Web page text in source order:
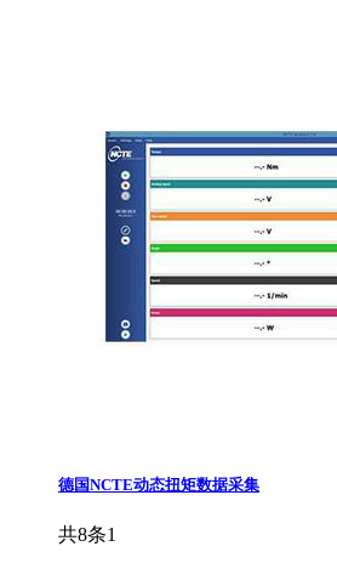
德国NCTE动态扭矩数据采集
共8条1